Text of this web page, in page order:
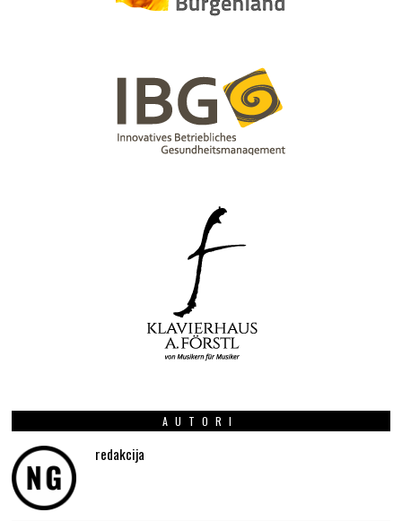
AUTORI
redakcija